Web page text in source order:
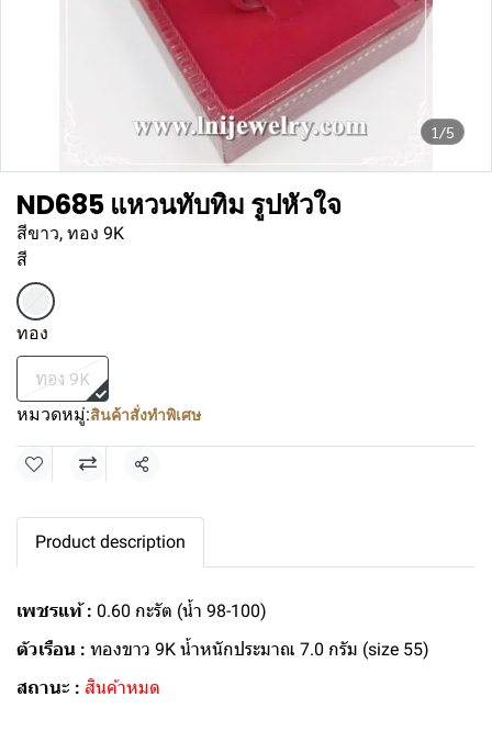
1/5
ND685 แหวนทับทิม รูปหัวใจ
สีขาว, ทอง 9K
สี
ทอง
ทอง 9K
หมวดหมู่:สินค้าสั่งทำพิเศษ
แชร์
Product description
เพชรแท้ : 0.60 กะรัต (น้ำ 98-100)
ตัวเรือน : ทองขาว 9K น้ำหนักประมาณ 7.0 กรัม (size 55)
สถานะ : สินค้าหมด